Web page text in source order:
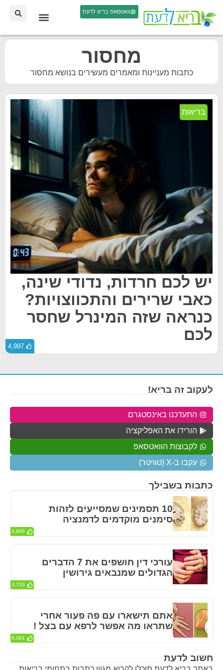
וואטסאפ בריא לדעת
מחסור
כתבות מעניינות ומאמרים מעשירים בנושא מחסור
בריאות
יש לכם חרדות, נדודי שינה,
כאבי שרירים והתכווצויות?
כנראה שזה המינרל שחסר
לכם
4,997
חשוב לדעת
כתבות בשבילך
10 תסמינים שמסייעים לזהות
סימנים מוקדמים לדמנציה
3,865
עורכי דין חושפים את 7 הדברים
הגדולים שמנבאים גירושין
3,733
אתם תישארו עם פה פעור אחרי
שתראו מה אפשר לרפא עם בצל !
8,381
לעקוב זה בריא!
התעדכנו באינסטגרם
הורידו את האפליקציה
לקבוצות הוואטסאפ
עקבו ב-X (טוויטר)